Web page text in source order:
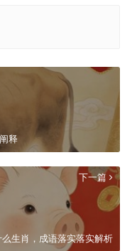
释
下一篇
生肖，成语落实落实解析